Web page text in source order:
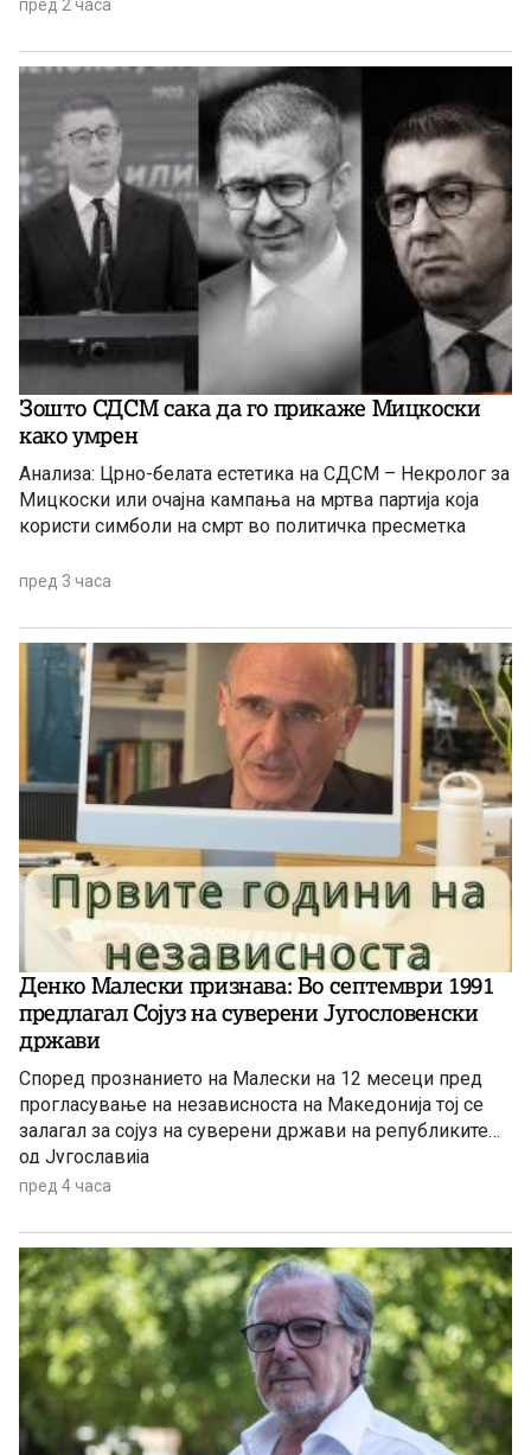
пред 2 часа
Зошто СДСМ сака да го прикаже Мицкоски
како умрен
Анализа: Црно-белата естетика на СДСМ – Некролог за
Мицкоски или очајна кампања на мртва партија која
користи симболи на смрт во политичка пресметка
пред 3 часа
Денко Малески признава: Во септември 1991
предлагал Сојуз на суверени Југословенски
држави
Според прознанието на Малески на 12 месеци пред
прогласување на независноста на Македонија тој се
залагал за сојуз на суверени држави на републиките
од Југославија
пред 4 часа